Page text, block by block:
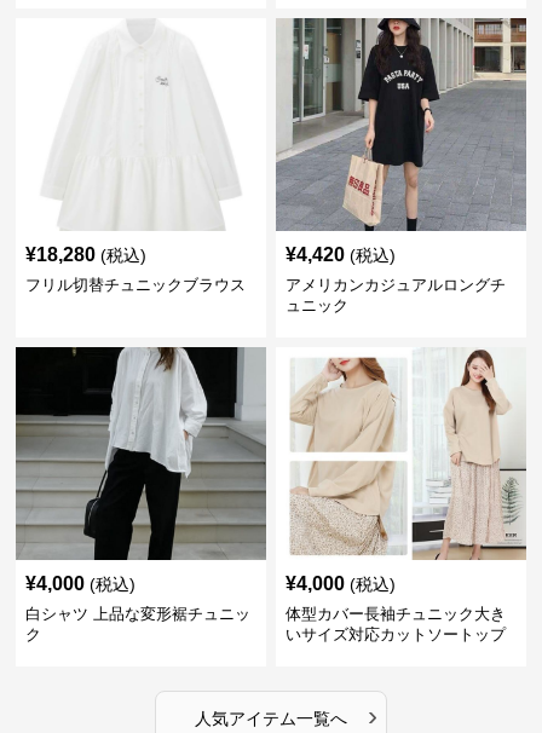
¥18,280 (税込)
フリル切替チュニックブラウス
¥4,420 (税込)
アメリカンカジュアルロングチ
ュニック
¥4,000 (税込)
白シャツ 上品な変形裾チュニッ
ク
¥4,000 (税込)
体型カバー長袖チュニック大き
いサイズ対応カットソートップ
人気アイテム一覧へ ›